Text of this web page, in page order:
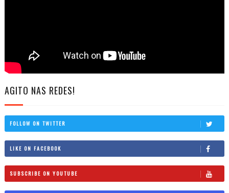
AGITO NAS REDES!
FOLLOW ON TWITTER
LIKE ON FACEBOOK
SUBSCRIBE ON YOUTUBE